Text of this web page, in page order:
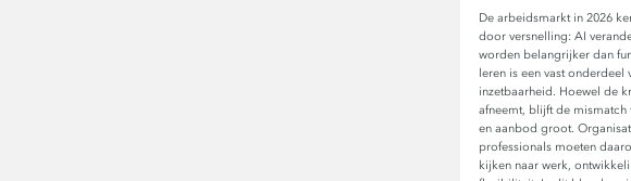
De arbeidsmarkt in 2026
door versnelling: AI
worden belangrijker dan
leren is een vast onderdeel
inzetbaarheid. Hoewel de
afneemt, blijft de mismatch
en aanbod groot.
professionals moeten
kijken naar werk,